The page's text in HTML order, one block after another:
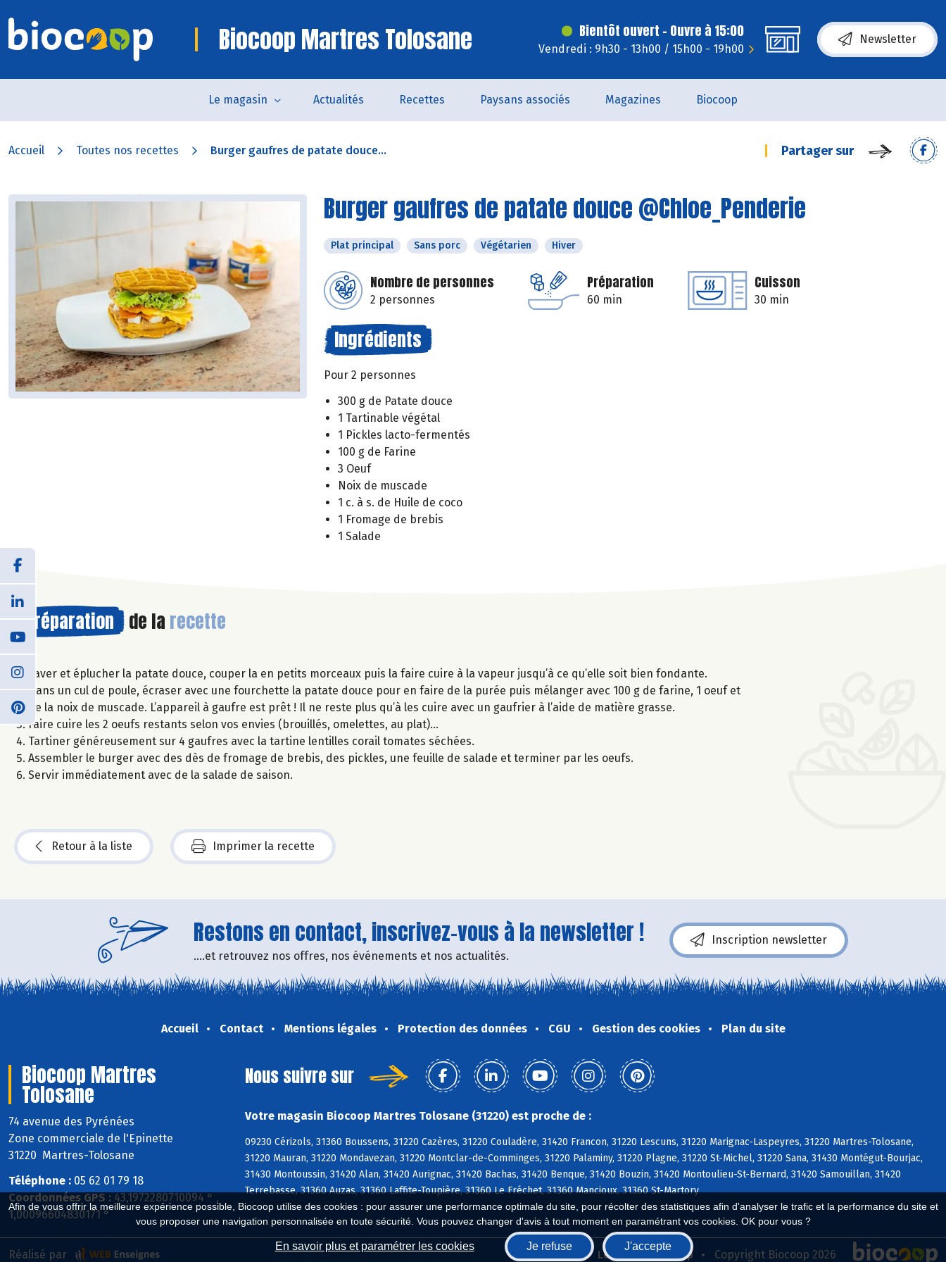
Afin de vous offrir la meilleure expérience possible, Biocoop utilise des cookies : pour assurer une performance optimale du site, pour récolter des statistiques afin d'analyser le trafic et la performance du site et
vous proposer une navigation personnalisée en toute sécurité. Vous pouvez changer d'avis à tout moment en paramétrant vos cookies. OK pour vous ?
En savoir plus et paramétrer les cookies Je refuse J'accepte
Biocoop Martres Tolosane Bientôt ouvert - Ouvre à 15:00
Vendredi : 9h30 - 13h00 / 15h00 - 19h00
Newsletter
Le magasin Actualités Recettes Paysans associés Magazines Biocoop
Accueil Toutes nos recettes Burger gaufres de patate douce... Partager sur
Burger gaufres de patate douce @Chloe_Penderie
Plat principal Sans porc Végétarien Hiver
Nombre de personnes
2 personnes
Préparation
60 min
Cuisson
30 min
Ingrédients
Pour 2 personnes
300 g de Patate douce
1 Tartinable végétal
1 Pickles lacto-fermentés
100 g de Farine
3 Oeuf
Noix de muscade
1 c. à s. de Huile de coco
1 Fromage de brebis
1 Salade
Préparation de la recette
Laver et éplucher la patate douce, couper la en petits morceaux puis la faire cuire à la vapeur jusqu’à ce qu’elle soit bien fondante.
Dans un cul de poule, écraser avec une fourchette la patate douce pour en faire de la purée puis mélanger avec 100 g de farine, 1 oeuf et
de la noix de muscade. L’appareil à gaufre est prêt ! Il ne reste plus qu’à les cuire avec un gaufrier à l’aide de matière grasse.
Faire cuire les 2 oeufs restants selon vos envies (brouillés, omelettes, au plat)…
Tartiner généreusement sur 4 gaufres avec la tartine lentilles corail tomates séchées.
Assembler le burger avec des dès de fromage de brebis, des pickles, une feuille de salade et terminer par les oeufs.
Servir immédiatement avec de la salade de saison.
Retour à la liste Imprimer la recette
Restons en contact, inscrivez-vous à la newsletter !
....et retrouvez nos offres, nos événements et nos actualités.
Inscription newsletter
Accueil Contact Mentions légales Protection des données CGU Gestion des cookies Plan du site
Biocoop Martres
Tolosane
74 avenue des Pyrénées
Zone commerciale de l'Epinette
31220 Martres-Tolosane
Téléphone : 05 62 01 79 18
Coordonnées GPS : 43,1972280710094 ° ,
1,00096604830171 °
Nous suivre sur
Votre magasin Biocoop Martres Tolosane (31220) est proche de :
09230 Cérizols, 31360 Boussens, 31220 Cazères, 31220 Couladère, 31420 Francon, 31220 Lescuns, 31220 Marignac-Laspeyres, 31220 Martres-Tolosane,
31220 Mauran, 31220 Mondavezan, 31220 Montclar-de-Comminges, 31220 Palaminy, 31220 Plagne, 31220 St-Michel, 31220 Sana, 31430 Montégut-Bourjac,
31430 Montoussin, 31420 Alan, 31420 Aurignac, 31420 Bachas, 31420 Benque, 31420 Bouzin, 31420 Montoulieu-St-Bernard, 31420 Samouillan, 31420
Terrebasse, 31360 Auzas, 31360 Laffite-Toupière, 31360 Le Fréchet, 31360 Mancioux, 31360 St-Martory
Biocoop.fr Le réseau Biocoop Copyright Biocoop 2026
Réalisé par